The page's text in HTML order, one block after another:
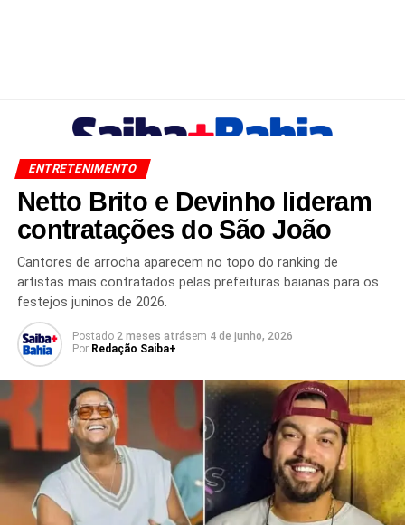
ENTRETENIMENTO
Netto Brito e Devinho lideram
contratações do São João
Cantores de arrocha aparecem no topo do ranking de
artistas mais contratados pelas prefeituras baianas para os
festejos juninos de 2026.
Postado 2 meses atrásem 4 de junho, 2026
Por Redação Saiba+